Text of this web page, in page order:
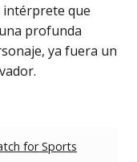
intérprete que
profunda
ya fuera un
for Sports